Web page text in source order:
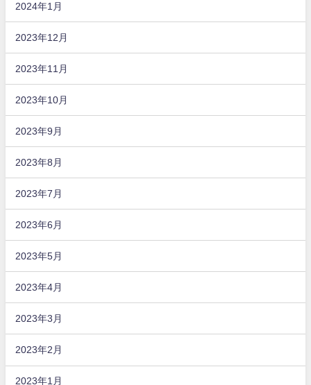
2024年1月
2023年12月
2023年11月
2023年10月
2023年9月
2023年8月
2023年7月
2023年6月
2023年5月
2023年4月
2023年3月
2023年2月
2023年1月